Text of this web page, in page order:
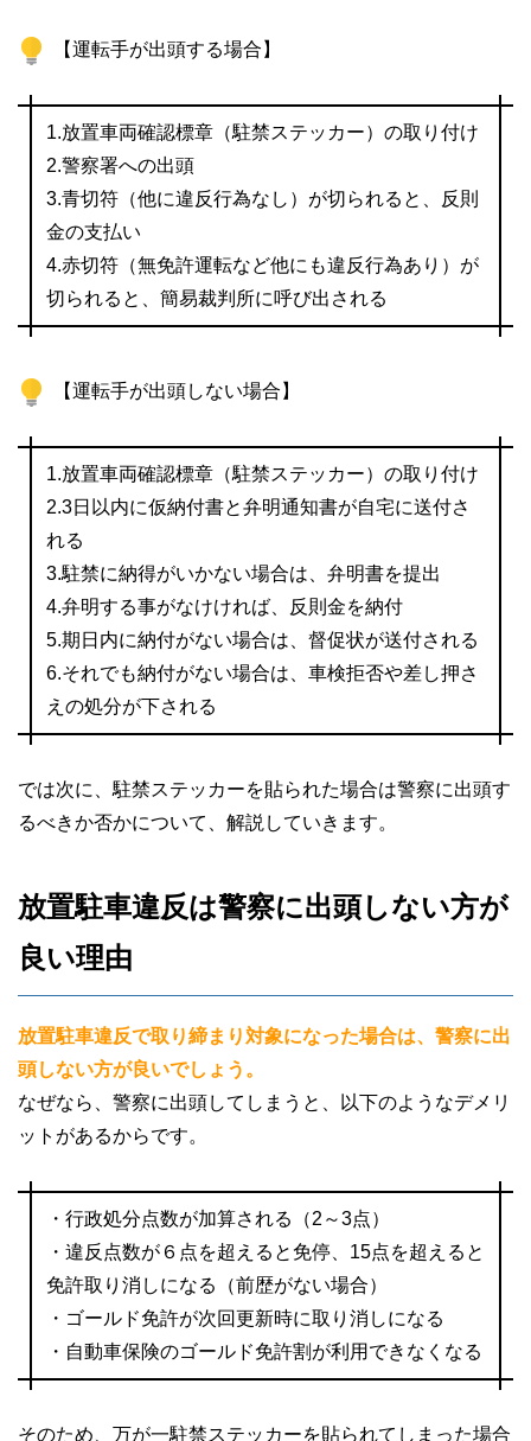
【運転手が出頭する場合】
1.放置車両確認標章（駐禁ステッカー）の取り付け
2.警察署への出頭
3.青切符（他に違反行為なし）が切られると、反則
金の支払い
4.赤切符（無免許運転など他にも違反行為あり）が
切られると、簡易裁判所に呼び出される
【運転手が出頭しない場合】
1.放置車両確認標章（駐禁ステッカー）の取り付け
2.3日以内に仮納付書と弁明通知書が自宅に送付さ
れる
3.駐禁に納得がいかない場合は、弁明書を提出
4.弁明する事がなけければ、反則金を納付
5.期日内に納付がない場合は、督促状が送付される
6.それでも納付がない場合は、車検拒否や差し押さ
えの処分が下される
では次に、駐禁ステッカーを貼られた場合は警察に出頭す
るべきか否かについて、解説していきます。
放置駐車違反は警察に出頭しない方が
良い理由
放置駐車違反で取り締まり対象になった場合は、警察に出
頭しない方が良いでしょう。
なぜなら、警察に出頭してしまうと、以下のようなデメリ
ットがあるからです。
・行政処分点数が加算される（2～3点）
・違反点数が６点を超えると免停、15点を超えると
免許取り消しになる（前歴がない場合）
・ゴールド免許が次回更新時に取り消しになる
・自動車保険のゴールド免許割が利用できなくなる
そのため、万が一駐禁ステッカーを貼られてしまった場合